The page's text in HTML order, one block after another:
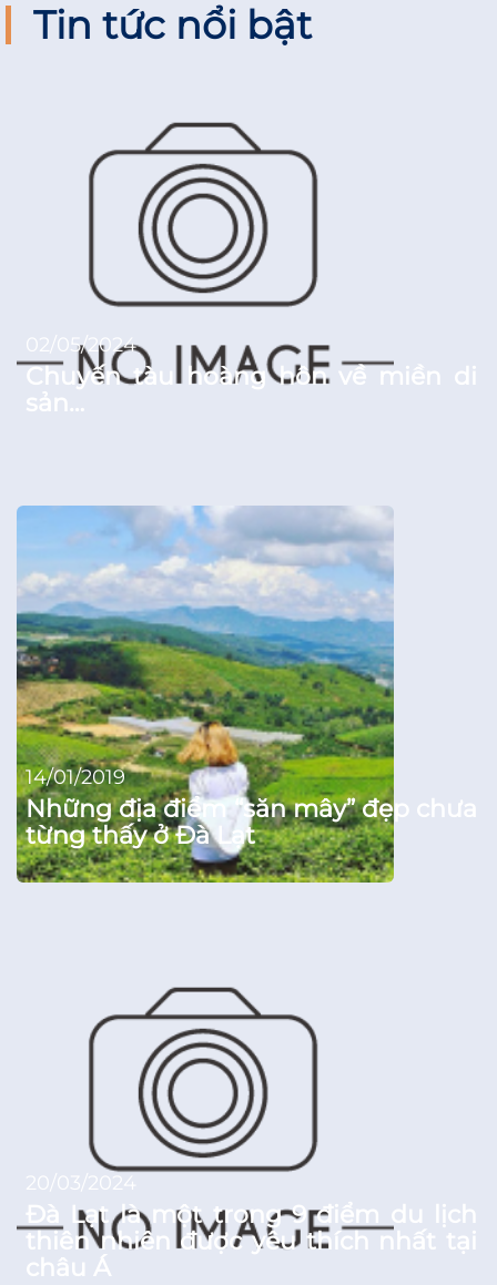
Tin tức nổi bật
02/05/2024
Chuyến tàu hoàng hôn về miền di
sản…
14/01/2019
Những địa điểm “săn mây” đẹp chưa
từng thấy ở Đà Lạt
20/03/2024
Đà Lạt là một trong 9 điểm du lịch
thiên nhiên được yêu thích nhất tại
châu Á